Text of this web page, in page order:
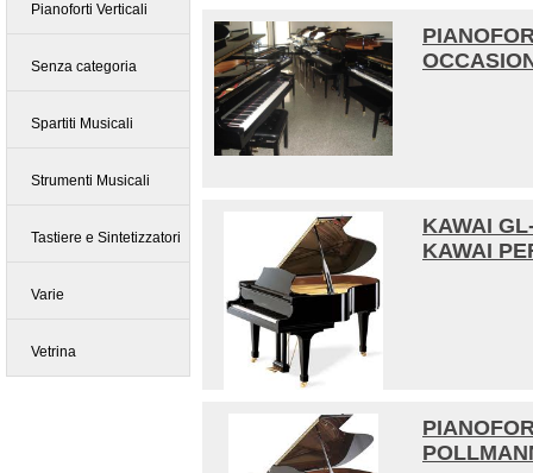
Pianoforti Verticali
Senza categoria
Spartiti Musicali
Strumenti Musicali
Tastiere e Sintetizzatori
Varie
Vetrina
KAWAI
KAWAI